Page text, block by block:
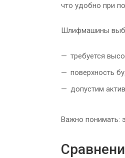
что удобно при
Шлифмашины
требуется
поверхность
допустим
Важно понимать: